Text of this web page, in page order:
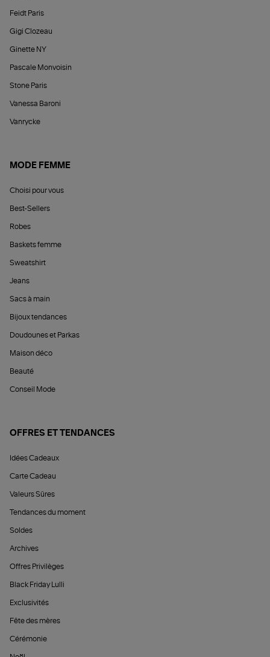
Feidt Paris
Gigi Clozeau
Ginette NY
Pascale Monvoisin
Stone Paris
Vanessa Baroni
Vanrycke
MODE FEMME
Choisi pour vous
Best-Sellers
Robes
Baskets femme
Sweatshirt
Jeans
Sacs à main
Bijoux tendances
Doudounes et Parkas
Maison déco
Beauté
Conseil Mode
OFFRES ET TENDANCES
Idées Cadeaux
Carte Cadeau
Valeurs Sûres
Tendances du moment
Soldes
Archives
Offres Privilèges
Black Friday Lulli
Exclusivités
Fête des mères
Cérémonie